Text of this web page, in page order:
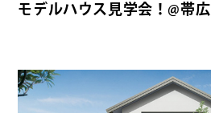
モデルハウス見学会！@帯広